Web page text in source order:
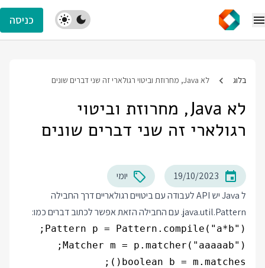
כניסה
בלוג לא Java, מחרוזת וביטוי רגולארי זה שני דברים שונים
לא Java, מחרוזת וביטוי
רגולארי זה שני דברים שונים
19/10/2023
יומי
ל Java יש API לעבודה עם ביטויים רגולאריים דרך החבילה
java.util.Pattern. עם החבילה הזאת אפשר לכתוב דברים כמו:
boolean b = m.matches();